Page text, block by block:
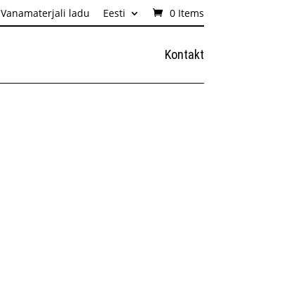
Vanamaterjali ladu Eesti 0 Items
Kontakt